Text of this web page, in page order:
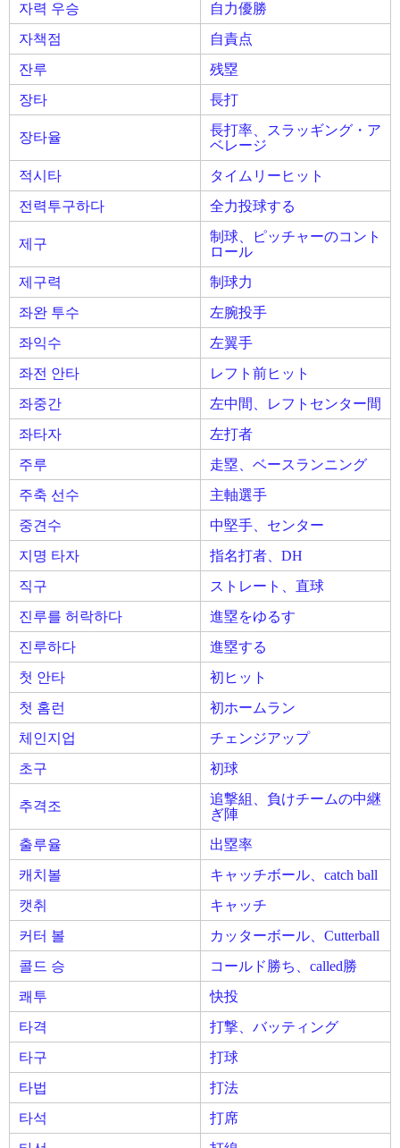
자력 우승
自力優勝
자책점
自責点
잔루
残塁
장타
長打
장타율
長打率、スラッギング・ア
ベレージ
적시타
タイムリーヒット
전력투구하다
全力投球する
제구
制球、ピッチャーのコント
ロール
제구력
制球力
좌완 투수
左腕投手
좌익수
左翼手
좌전 안타
レフト前ヒット
좌중간
左中間、レフトセンター間
좌타자
左打者
주루
走塁、ベースランニング
주축 선수
主軸選手
중견수
中堅手、センター
지명 타자
指名打者、DH
직구
ストレート、直球
진루를 허락하다
進塁をゆるす
진루하다
進塁する
첫 안타
初ヒット
첫 홈런
初ホームラン
체인지업
チェンジアップ
초구
初球
추격조
追撃組、負けチームの中継
ぎ陣
출루율
出塁率
캐치볼
キャッチボール、catch ball
캣취
キャッチ
커터 볼
カッターボール、Cutterball
콜드 승
コールド勝ち、called勝
쾌투
快投
타격
打撃、バッティング
타구
打球
타법
打法
타석
打席